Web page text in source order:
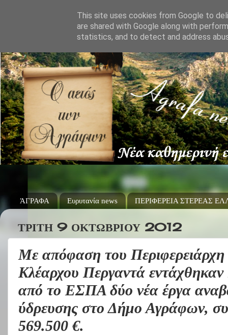
ΆΓΡΑΦΑ Ευρυτανία news ΠΕΡΙΦΕΡΕΙΑ ΣΤΕΡΕΑΣ
ΤΡΊΤΗ 9 ΟΚΤΩΒΡΊΟΥ 2012
Με απόφαση του
Κλέαρχου Περγαντά εντάχθηκαν
από το ΕΣΠΑ δύο νέα έργα
ύδρευσης στο Δήμο Αγράφων,
569.500 €.
This site uses cookies from Google to
are shared with Google along with
statistics, and to detect and address